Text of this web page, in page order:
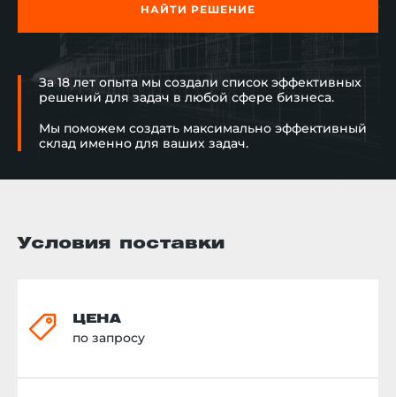
НАЙТИ РЕШЕНИЕ
За 18 лет опыта мы создали список эффективных
решений для задач в любой сфере бизнеса.
Мы поможем создать максимально эффективный
склад именно для ваших задач.
Условия поставки
ЦЕНА
по запросу